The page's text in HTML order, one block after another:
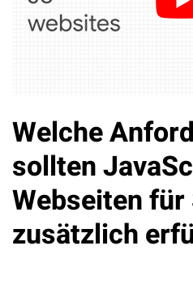
Welche
sollten
Webseiten für
zusätzlich